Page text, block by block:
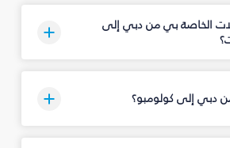
الخاصة بي من دبي إلى
دبي إلى كولومبو؟